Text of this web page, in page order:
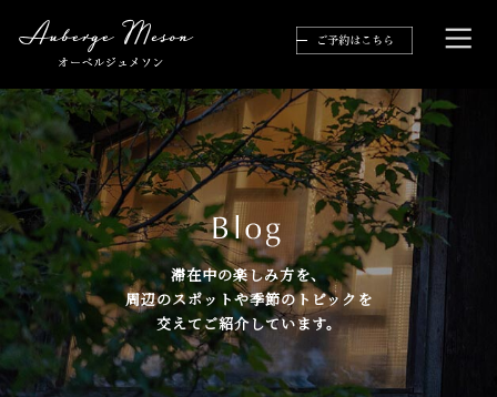
滞在中の楽しみ方を、
周辺のスポットや季節のトピックを
交えてご紹介しています。